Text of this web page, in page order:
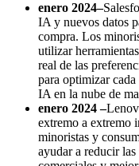
enero 2024–
IA y nuevos datos
compra. Los
utilizar
real de las
para optimizar
IA en la nube de
enero 2024 –
extremo a extremo
minoristas y
ayudar a reducir